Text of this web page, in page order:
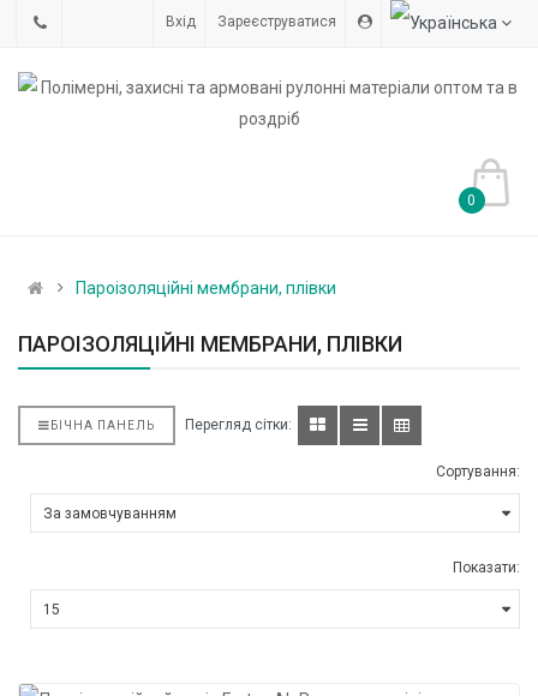
Вхід Зареєструватися
0
Пароізоляційні мембрани, плівки
ПАРОІЗОЛЯЦІЙНІ МЕМБРАНИ, ПЛІВКИ
БІЧНА ПАНЕЛЬ Перегляд сітки:
Сортування:
Показати: